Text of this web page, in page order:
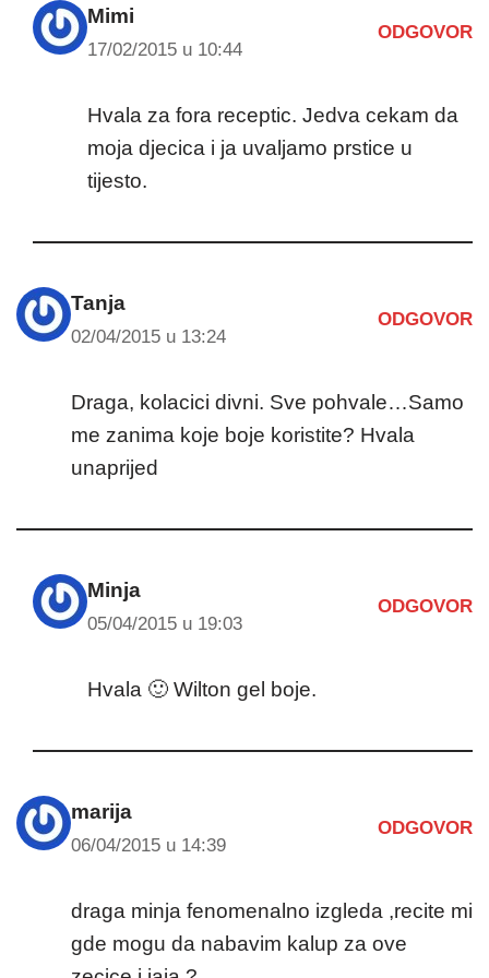
Mimi
17/02/2015 u 10:44
ODGOVOR
Hvala za fora receptic. Jedva cekam da
moja djecica i ja uvaljamo prstice u
tijesto.
Tanja
02/04/2015 u 13:24
ODGOVOR
Draga, kolacici divni. Sve pohvale…Samo
me zanima koje boje koristite? Hvala
unaprijed
Minja
05/04/2015 u 19:03
ODGOVOR
Hvala 🙂 Wilton gel boje.
marija
06/04/2015 u 14:39
ODGOVOR
draga minja fenomenalno izgleda ,recite mi
gde mogu da nabavim kalup za ove